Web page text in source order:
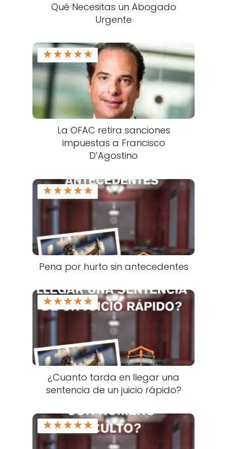
Qué Necesitas un Abogado
Urgente
★★★★★
La OFAC retira sanciones
impuestas a Francisco
D’Agostino
★★★★★
Pena por hurto sin antecedentes
★★★★★
¿Cuanto tarda en llegar una
sentencia de un juicio rápido?
★★★★★